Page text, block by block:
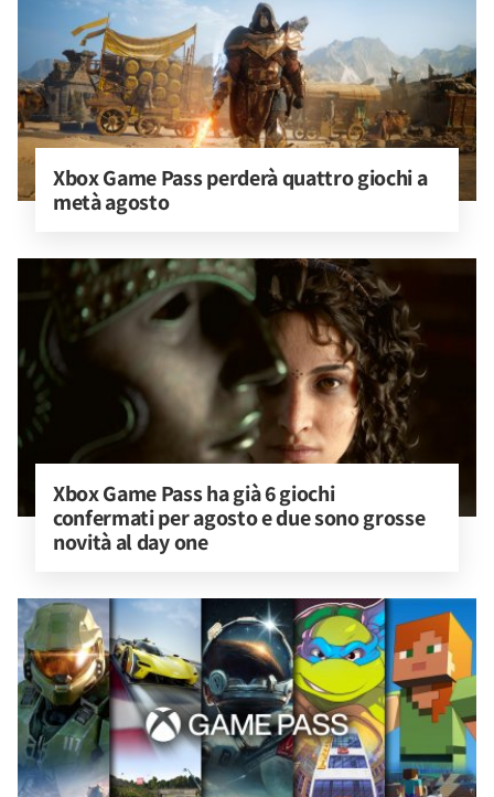
Xbox Game Pass perderà quattro giochi a
metà agosto
Xbox Game Pass ha già 6 giochi
confermati per agosto e due sono grosse
novità al day one